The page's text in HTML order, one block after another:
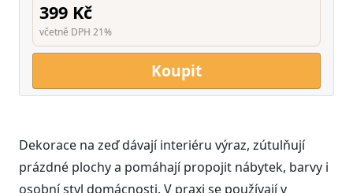
399 Kč
včetně DPH 21%
Koupit
Dekorace na zeď dávají interiéru výraz, zútulňují
prázdné plochy a pomáhají propojit nábytek, barvy i
osobní styl domácnosti. V praxi se používají v